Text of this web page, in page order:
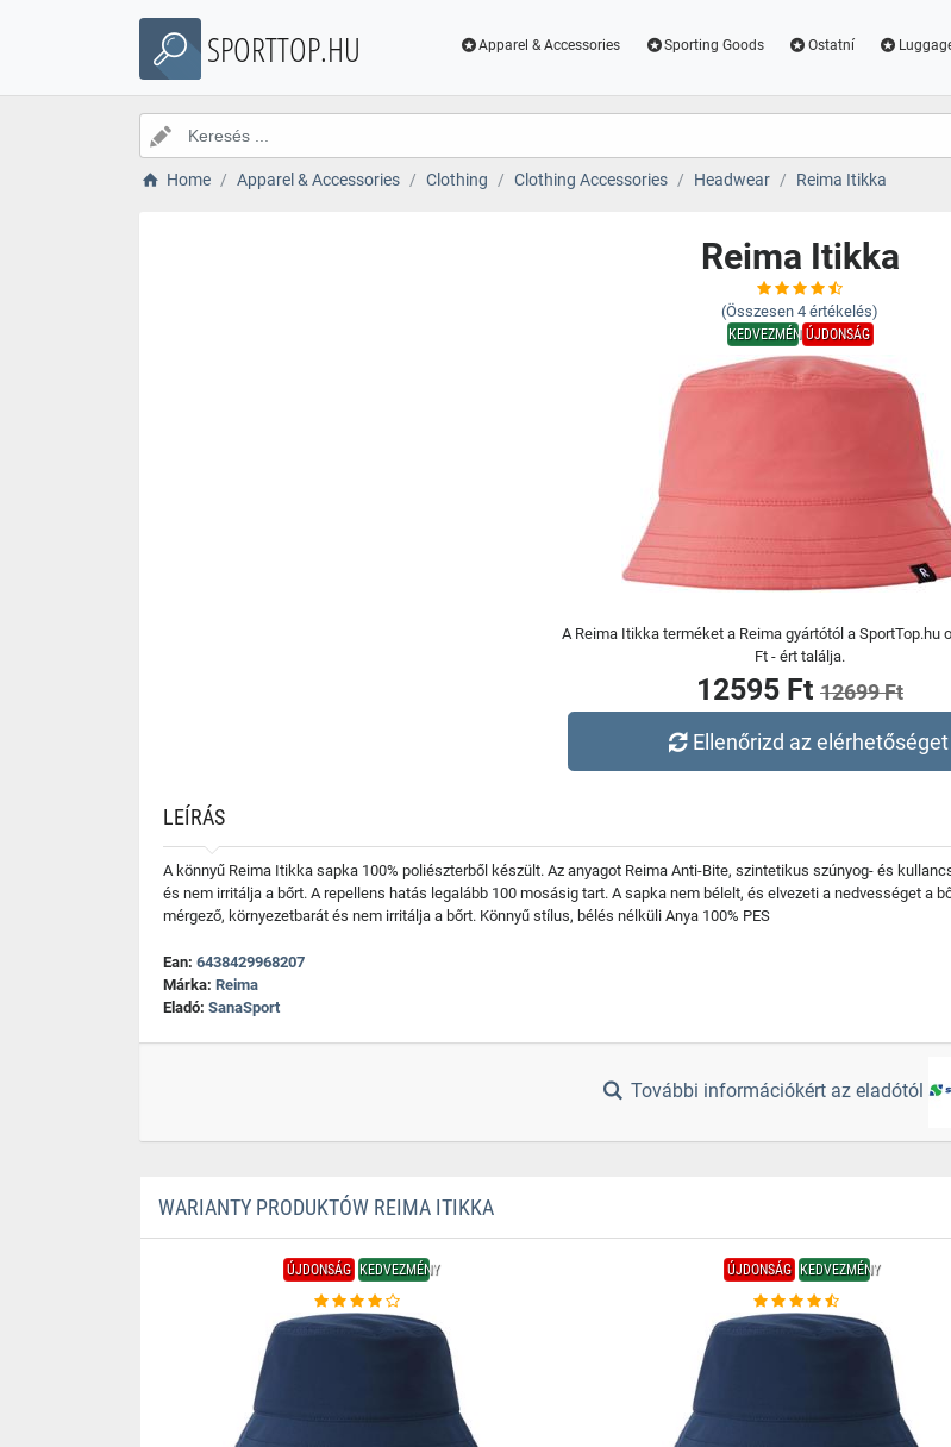
SPORTTOP.HU Apparel & Accessories Sporting Goods Ostatní
Home Apparel & Accessories Clothing Clothing Accessories Headwear Reima Itikka
Reima Itikka
(Összesen 4 értékelés)
KEDVEZMÉNYÚJDONSÁG
A Reima Itikka terméket a Reima gyártótól a SportTop.hu
Ft - ért találja.
12595 Ft 12699 Ft
Ellenőrizd az elérhetőséget
LEÍRÁS
A könnyű Reima Itikka sapka 100% poliészterből készült. Az anyagot Reima Anti-Bite, szintetikus szúnyog- és
és nem irritálja a bőrt. A repellens hatás legalább 100 mosásig tart. A sapka nem bélelt, és elvezeti a nedvességet a
mérgező, környezetbarát és nem irritálja a bőrt. Könnyű stílus, bélés nélküli Anya 100% PES
Ean: 6438429968207
Márka: Reima
Eladó: SanaSport
További információkért az eladótól
WARIANTY PRODUKTÓW REIMA ITIKKA
ÚJDONSÁG KEDVEZMÉNY ÚJDONSÁG KEDVEZMÉNY